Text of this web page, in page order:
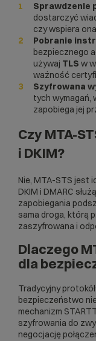
Sprawdzenie
dostarczyć
czy wspiera
Pobranie
bezpiecznego
używaj TLS w
ważność
Szyfrowana
tych wymagań,
zapobiega jej
Czy MTA-
i DKIM?
Nie, MTA-STS jest
DKIM i DMARC
zapobiegania
sama droga, którą
zaszyfrowana i
Dlaczego
dla
Tradycyjny protokół
bezpieczeństwo
mechanizm
szyfrowania do
negocjację